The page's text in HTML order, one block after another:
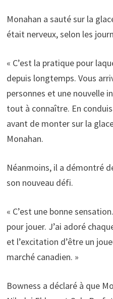
Monahan a sauté sur la
était nerveux, selon les
« C’est la pratique pour
depuis longtemps. Vous
personnes et une nouvelle
tout à connaître. En
avant de monter sur la
Monahan.
Néanmoins, il a démontré
son nouveau défi.
« C’est une bonne
pour jouer. J’ai adoré
et l’excitation d’être un
marché canadien. »
Bowness a déclaré à que